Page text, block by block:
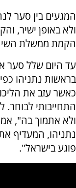
המגעים בין סער
ולא באופן ישיר,
הקמת ממשלת
עד היום שלל
בראשות נתניהו
כאשר עזב את
התחייבותי
נתניהו, המעדיף
פוגע בישראל".